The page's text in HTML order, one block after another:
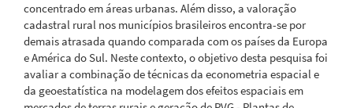
concentrado em áreas urbanas. Além disso, a valoração
cadastral rural nos municípios brasileiros encontra-se por
demais atrasada quando comparada com os países da Europa
e América do Sul. Neste contexto, o objetivo desta pesquisa foi
avaliar a combinação de técnicas da econometria espacial e
da geoestatística na modelagem dos efeitos espaciais em